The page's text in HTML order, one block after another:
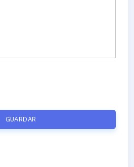
GUARDAR